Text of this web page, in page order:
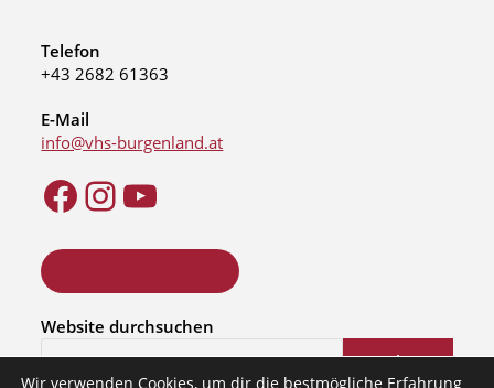
Telefon
+43 2682 61363
E-Mail
info@vhs-burgenland.at
Website durchsuchen
Suchen
Wir verwenden Cookies, um dir die bestmögliche Erfahrung